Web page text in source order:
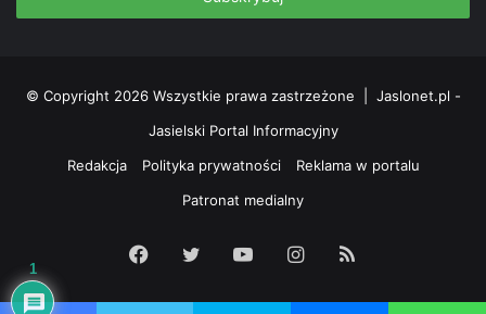
© Copyright 2026 Wszystkie prawa zastrzeżone | Jaslonet.pl -
Jasielski Portal Informacyjny
Redakcja
Polityka prywatności
Reklama w portalu
Patronat medialny
Facebook
Twitter YouTubeInstagram
1